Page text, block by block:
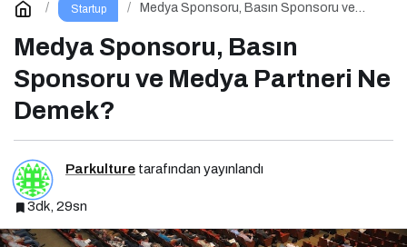
Startup
Medya Sponsoru, Basın Sponsoru ve
Medya Sponsoru, Basın
Sponsoru ve Medya Partneri Ne
Demek?
Parkulture tarafından yayınlandı
3dk, 29sn